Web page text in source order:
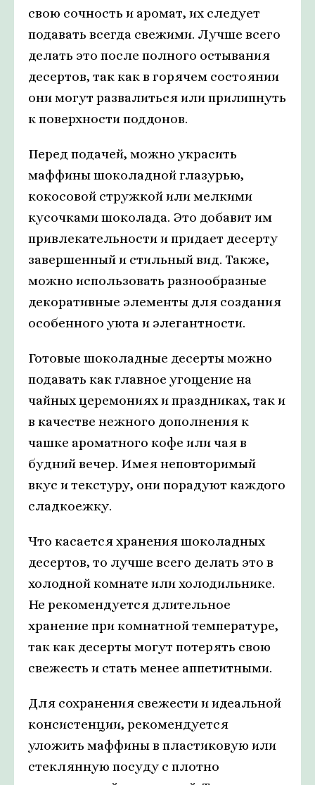
свою сочность и аромат, их следует
подавать всегда свежими. Лучше всего
делать это после полного остывания
десертов, так как в горячем состоянии
они могут развалиться или прилипнуть
к поверхности поддонов.
Перед подачей, можно украсить
маффины шоколадной глазурью,
кокосовой стружкой или мелкими
кусочками шоколада. Это добавит им
привлекательности и придает десерту
завершенный и стильный вид. Также,
можно использовать разнообразные
декоративные элементы для создания
особенного уюта и элегантности.
Готовые шоколадные десерты можно
подавать как главное угощение на
чайных церемониях и праздниках, так и
в качестве нежного дополнения к
чашке ароматного кофе или чая в
будний вечер. Имея неповторимый
вкус и текстуру, они порадуют каждого
сладкоежку.
Что касается хранения шоколадных
десертов, то лучше всего делать это в
холодной комнате или холодильнике.
Не рекомендуется длительное
хранение при комнатной температуре,
так как десерты могут потерять свою
свежесть и стать менее аппетитными.
Для сохранения свежести и идеальной
консистенции, рекомендуется
уложить маффины в пластиковую или
стеклянную посуду с плотно